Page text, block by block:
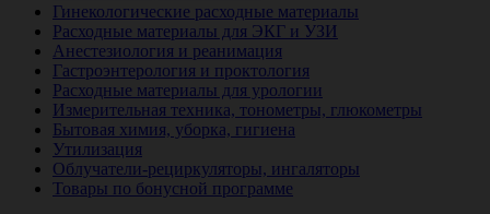
Гинекологические расходные материалы
Расходные материалы для ЭКГ и УЗИ
Анестезиология и реанимация
Гастроэнтерология и проктология
Расходные материалы для урологии
Измерительная техника, тонометры, глюкометры
Бытовая химия, уборка, гигиена
Утилизация
Облучатели-рециркуляторы, ингаляторы
Товары по бонусной программе